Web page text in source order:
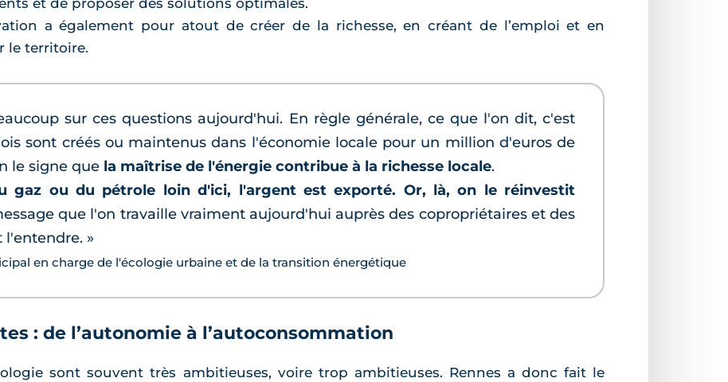
et de proposer des solutions optimales.
a également pour atout de créer de la richesse, en créant de l’emploi et en
le territoire.
sur ces questions aujourd'hui. En règle générale, ce que l'on dit, c'est
sont créés ou maintenus dans l'économie locale pour un million d'euros de
le signe que la maîtrise de l'énergie contribue à la richesse locale.
gaz ou du pétrole loin d'ici, l'argent est exporté. Or, là, on le réinvestit
que l'on travaille vraiment aujourd'hui auprès des copropriétaires et des
l'entendre. »
en charge de l'écologie urbaine et de la transition énergétique
: de l’autonomie à l’autoconsommation
sont souvent très ambitieuses, voire trop ambitieuses. Rennes a donc fait le